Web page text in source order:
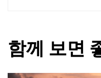
함께 보면